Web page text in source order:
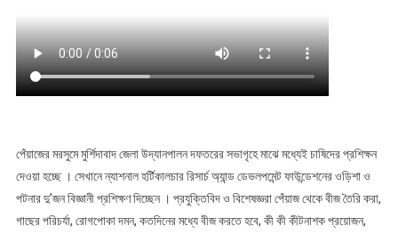
পেঁয়াজের মরসুমে মুর্শিদাবাদ জেলা উদ্যানপালন দফতরের সভাগৃহে মাঝে মধ্যেই চাষিদের প্রশিক্ষন
দেওয়া হচ্ছে । সেখানে ন্যাশনাল হর্টিকালচার রিসার্চ অ্যান্ড ডেভলপমেন্ট ফাউন্ডেশনের ওড়িশা ও
পটনার দু’জন বিজ্ঞানী প্রশিক্ষণ দিচ্ছেন । প্রযুক্তিবিদ ও বিশেষজ্ঞরা পেঁয়াজ থেকে বীজ তৈরি করা,
গাছের পরিচর্যা, রোগপোকা দমন, কতদিনের মধ্যে বীজ করতে হবে, কী কী কীটনাশক প্রয়োজন,